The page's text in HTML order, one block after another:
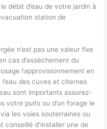
débit d’eau de votre jardin à
station de
n’est pas une valeur fixe
cas d’assèchement du
l’approvisionnement en
des cuves et citernes
sont importants assurez-
votre puits ou d’un forage le
les voies souterraines ou
d’installer une de